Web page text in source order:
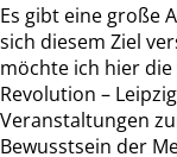
Es gibt eine große
sich diesem Ziel
möchte ich hier die
Revolution –
Veranstaltungen
Bewusstsein der